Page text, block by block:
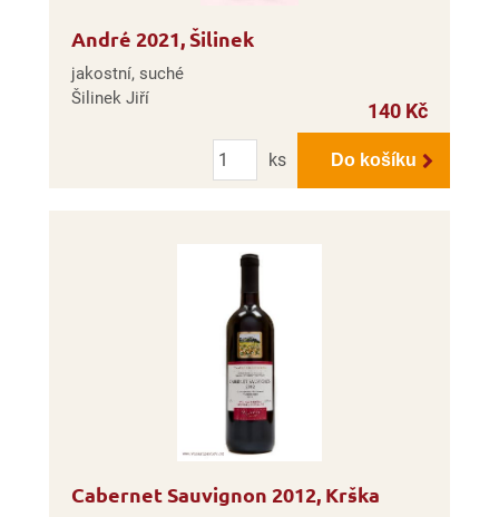
André 2021, Šilinek
jakostní, suché
Šilinek Jiří
140 Kč
Počet
ks
Do košíku
Cabernet Sauvignon 2012, Krška